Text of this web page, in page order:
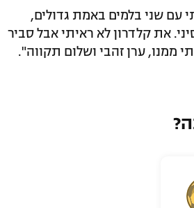
עם שני בלמים באמת גדולים,
את קלדרון לא ראיתי אבל סביר
ממנו, ערן זהבי ושלום תקווה".